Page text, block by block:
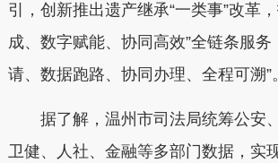
引，创新推出遗产继承“一类事”改革
成、数字赋能、协同高效”全链条服务
请、数据跑路、协同办理、全程可溯”。
据了解，温州市司法局统筹公安、
卫健、人社、金融等多部门数据，实